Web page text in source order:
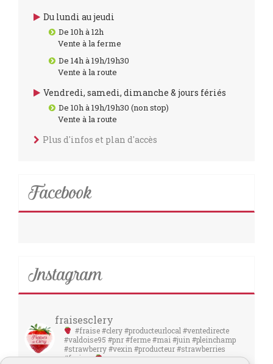
Du lundi au jeudi
De 10h à 12h
Vente à la ferme
De 14h à 19h/19h30
Vente à la route
Vendredi, samedi, dimanche & jours fériés
De 10h à 19h/19h30 (non stop)
Vente à la route
Plus d'infos et plan d'accès
Facebook
Instagram
fraisesclery
#fraise #clery #producteurlocal #ventedirecte
#valdoise95 #pnr #ferme #mai #juin #pleinchamp
#strawberry #vexin #producteur #strawberries
#fraises